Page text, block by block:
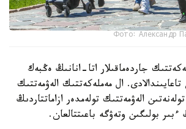
Фото: Александр
جاردەماقىلار اتا-انانىڭ ەڭبەك
تاعايىندالادى. ال مەملەكەتتىك الەۋمەتتىك
الەۋمەتتىك تولەمدەر ازاماتتاردىڭ
ءبىر بولىگىن وتەۋگە باعىتتالعان.